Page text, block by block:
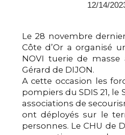
12/14/
Le 28 novembre
Côte d’Or a organisé
NOVI tuerie de masse
Gérard de DIJON.
A cette occasion les
pompiers du SDIS 21, le
associations de
ont déployés sur le
personnes. Le CHU de